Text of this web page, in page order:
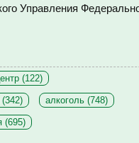
Управления
(122)
алкоголь (748)
(695)